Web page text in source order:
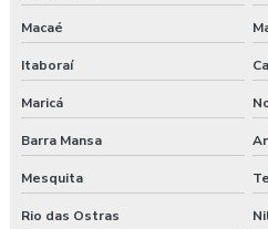
Clínica de medicina do trabalho
Consultoria ambiental e segurança
Consultoria empresarial paraná
Consultoria saúde e segurança do
Macaé
Itaboraí
Maricá
Barra Mansa
Mesquita
Rio das Ostras